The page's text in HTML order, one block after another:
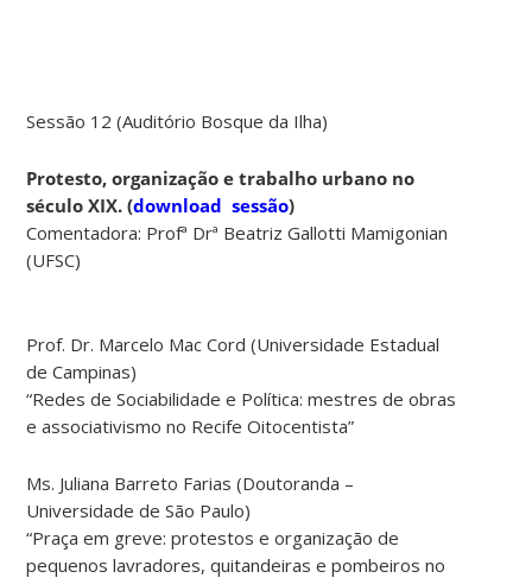
Sessão 12 (Auditório Bosque da Ilha)
Protesto, organização e trabalho urbano no
século XIX.(download sessão)
Comentadora: Profª Drª Beatriz Gallotti Mamigonian
(UFSC)
Prof. Dr. Marcelo Mac Cord (Universidade Estadual
de Campinas)
“Redes de Sociabilidade e Política: mestres de obras
e associativismo no Recife Oitocentista”
Ms. Juliana Barreto Farias (Doutoranda –
Universidade de São Paulo)
“Praça em greve: protestos e organização de
pequenos lavradores, quitandeiras e pombeiros no